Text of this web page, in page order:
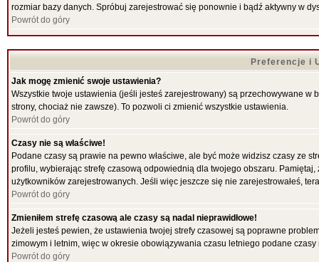
rozmiar bazy danych. Spróbuj zarejestrować się ponownie i bądź aktywny w
Powrót do góry
Preferencje i
Jak mogę zmienić swoje ustawienia?
Wszystkie twoje ustawienia (jeśli jesteś zarejestrowany) są przechowywane w
strony, chociaż nie zawsze). To pozwoli ci zmienić wszystkie ustawienia.
Powrót do góry
Czasy nie są właściwe!
Podane czasy są prawie na pewno właściwe, ale być może widzisz czasy ze
profilu, wybierając strefę czasową odpowiednią dla twojego obszaru.
użytkowników zarejestrowanych. Jeśli więc jeszcze się nie zarejestrowałeś,
Powrót do góry
Zmieniłem strefę czasową ale czasy są nadal nieprawidłowe!
Jeżeli jesteś pewien, że ustawienia twojej strefy czasowej są poprawne
zimowym i letnim, więc w okresie obowiązywania czasu letniego podane
Powrót do góry